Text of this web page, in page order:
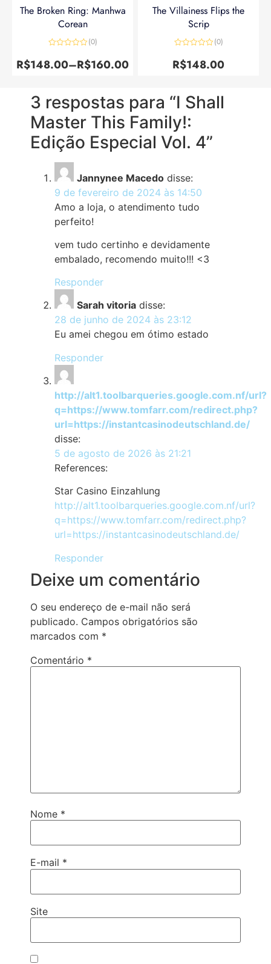
The Broken Ring: Manhwa
Corean
0
de
(0)
R$148.00–R$160.00
The Villainess Flips the
Scrip
0
de
(0)
R$148.00
3 respostas para “I Shall
Master This Family!:
Edição Especial Vol. 4”
Jannynee Macedo disse:
9 de fevereiro de 2024 às 14:50
Amo a loja, o atendimento tudo
perfeito!
vem tudo certinho e devidamente
embalado, recomendo muito!!! <3
Responder
Sarah vitoria disse:
28 de junho de 2024 às 23:12
Eu amei chegou em ótimo estado
Responder
http://alt1.toolbarqueries.google.com.nf/url?
q=https://www.tomfarr.com/redirect.php?
url=https://instantcasinodeutschland.de/
disse:
5 de agosto de 2026 às 21:21
References:
Star Casino Einzahlung
http://alt1.toolbarqueries.google.com.nf/url?
q=https://www.tomfarr.com/redirect.php?
url=https://instantcasinodeutschland.de/
Responder
Deixe um comentário
O seu endereço de e-mail não será
publicado. Campos obrigatórios são
marcados com *
Comentário *
Nome *
E-mail *
Site